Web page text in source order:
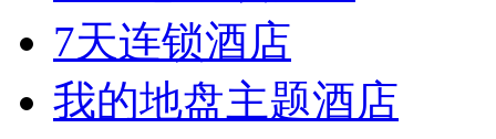
7天连锁酒店
我的地盘主题酒店